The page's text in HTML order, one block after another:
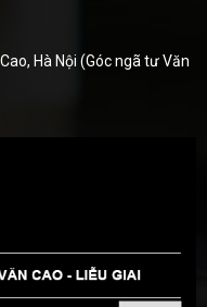
Hà Nội (Góc ngã tư Văn